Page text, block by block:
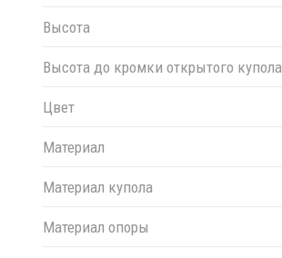
Высота
Высота до кромки открытого купола
Цвет
Материал
Материал купола
Материал опоры